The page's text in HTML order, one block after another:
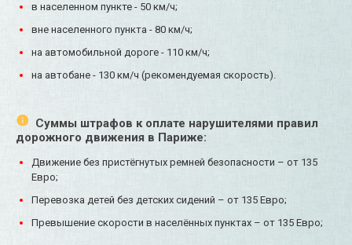
в населенном пункте - 50 км/ч;
вне населенного пункта - 80 км/ч;
на автомобильной дороге - 110 км/ч;
на автобане - 130 км/ч (рекомендуемая скорость).
Суммы штрафов к оплате нарушителями правил
дорожного движения в Париже:
Движение без пристёгнутых ремней безопасности – от 135
Евро;
Перевозка детей без детских сидений – от 135 Евро;
Превышение скорости в населённых пунктах – от 135 Евро;